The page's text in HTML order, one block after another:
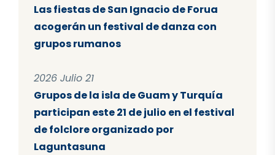
Las fiestas de San Ignacio de Forua
acogerán un festival de danza con
grupos rumanos
2026 Julio 21
Grupos de la isla de Guam y Turquía
participan este 21 de julio en el festival
de folclore organizado por
Laguntasuna